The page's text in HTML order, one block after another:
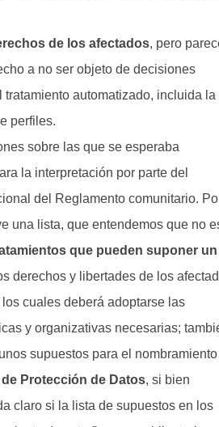
de los afectados, pero
a no ser objeto de decisiones
tratamiento automatizado, incluida la
perfiles.
sobre las que se esperaba
la interpretación por parte del
del Reglamento comunitario.
una lista, que entendemos que no
que pueden suponer un
derechos y libertades de los
cuales deberá adoptarse las
y organizativas necesarias;
supuestos para el
de Protección de Datos, si bien
claro si la lista de supuestos en los